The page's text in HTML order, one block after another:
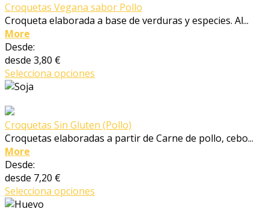
Croquetas Vegana sabor Pollo
Croqueta elaborada a base de verduras y especies. Al...
More
Desde:
desde 3,80 €
Selecciona opciones
Croquetas Sin Gluten (Pollo)
Croquetas elaboradas a partir de Carne de pollo, cebo...
More
Desde:
desde 7,20 €
Selecciona opciones